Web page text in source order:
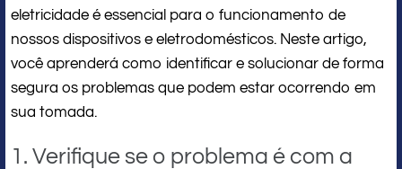
eletricidade é essencial para o funcionamento de
nossos dispositivos e eletrodomésticos. Neste artigo,
você aprenderá como identificar e solucionar de forma
segura os problemas que podem estar ocorrendo em
sua tomada.
1. Verifique se o problema é com a